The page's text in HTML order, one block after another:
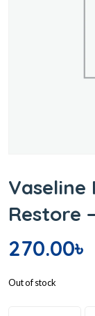
Vaseline
Restore
270.00৳
Out of stock